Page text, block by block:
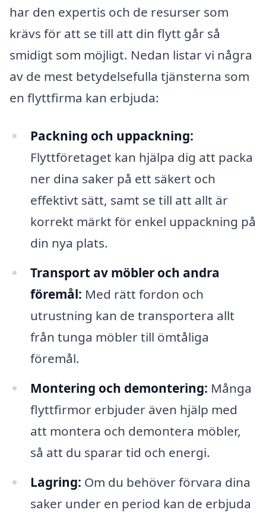
har den expertis och de resurser som
krävs för att se till att din flytt går så
smidigt som möjligt. Nedan listar vi några
av de mest betydelsefulla tjänsterna som
en flyttfirma kan erbjuda:
Packning och uppackning:
Flyttföretaget kan hjälpa dig att packa
ner dina saker på ett säkert och
effektivt sätt, samt se till att allt är
korrekt märkt för enkel uppackning på
din nya plats.
Transport av möbler och andra
föremål: Med rätt fordon och
utrustning kan de transportera allt
från tunga möbler till ömtåliga
föremål.
Montering och demontering: Många
flyttfirmor erbjuder även hjälp med
att montera och demontera möbler,
så att du sparar tid och energi.
Lagring: Om du behöver förvara dina
saker under en period kan de erbjuda